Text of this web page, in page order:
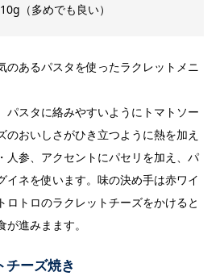
（多めでも良い）
のあるパスタを使ったラクレットメニ
パスタに絡みやすいようにトマトソー
のおいしさがひき立つように熱を加え
人参、アクセントにパセリを加え、パ
イネを使います。味の決め手は赤ワイ
ロトロのラクレットチーズをかけると
進みまます。
ーズ焼き